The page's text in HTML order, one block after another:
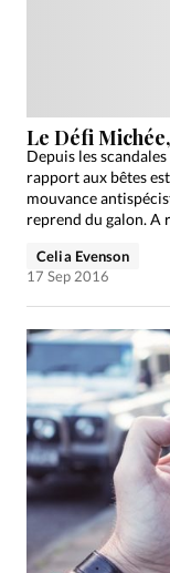
Le Défi
Depuis les
rapport aux bêtes
mouvance
reprend du galon. A
Celia Evenson
17 Sep 2016